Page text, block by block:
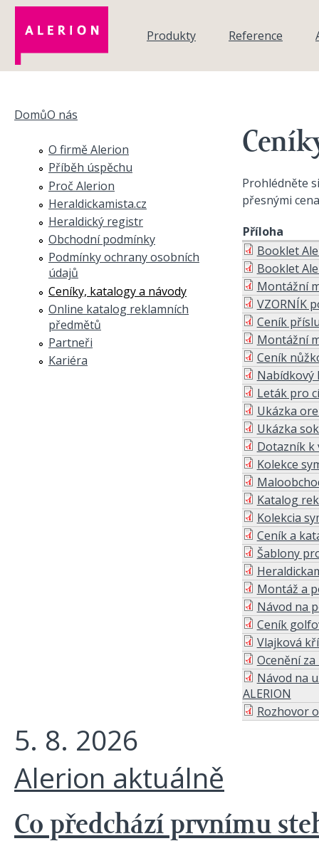
Přejít k hlavnímu obsahu
Produkty
Reference
DomůO nás
Prohlédněte
přesnými
Příloha
Booklet
Booklet
Montážní
VZORNÍK
Ceník
Montážní
Ceník
Nabídkový
Leták pro
Ukázka
Ukázka
Dotazník k
Kolekce
Katalog
Kolekcia
Ceník a
Šablony
Montáž a
Návod na
Ceník
Vlajková
Ocenění
Návod na
ALERION
Rozhovor
O firmě Alerion
Příběh úspěchu
Proč Alerion
Heraldickamista.cz
Heraldický registr
Obchodní podmínky
Podmínky ochrany osobních
údajů
Ceníky, katalogy a návody
Online katalog reklamních
předmětů
Partneři
Kariéra
5. 8. 2026
Alerion aktuálně
Co předchází prvnímu